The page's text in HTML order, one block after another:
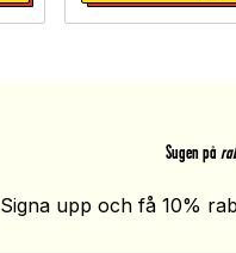
Sugen på
Signa upp och få 10%